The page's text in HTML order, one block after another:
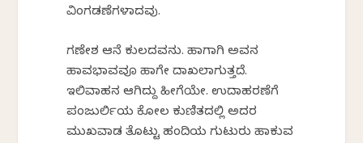
ವಿಂಗಡಣೆಗಳಾದವು.
ಗಣೇಶ ಆನೆ ಕುಲದವನು. ಹಾಗಾಗಿ ಅವನ
ಹಾವಭಾವವೂ ಹಾಗೇ ದಾಖಲಾಗುತ್ತದೆ.
ಇಲಿವಾಹನ ಆಗಿದ್ದು ಹೀಗೆಯೇ. ಉದಾಹರಣೆಗೆ
ಪಂಜುರ್ಲಿಯ ಕೋಲ ಕುಣಿತದಲ್ಲಿ ಅದರ
ಮುಖವಾಡ ತೊಟ್ಟು ಹಂದಿಯ ಗುಟುರು ಹಾಕುವ